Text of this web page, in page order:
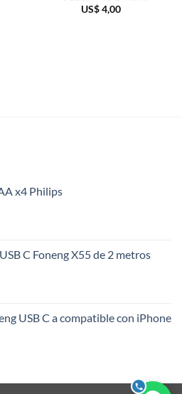
US$4,00
x4 Philips
C Foneng X55 de 2 metros
USB C a compatible con iPhone